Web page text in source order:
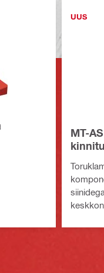
UUS
MT-